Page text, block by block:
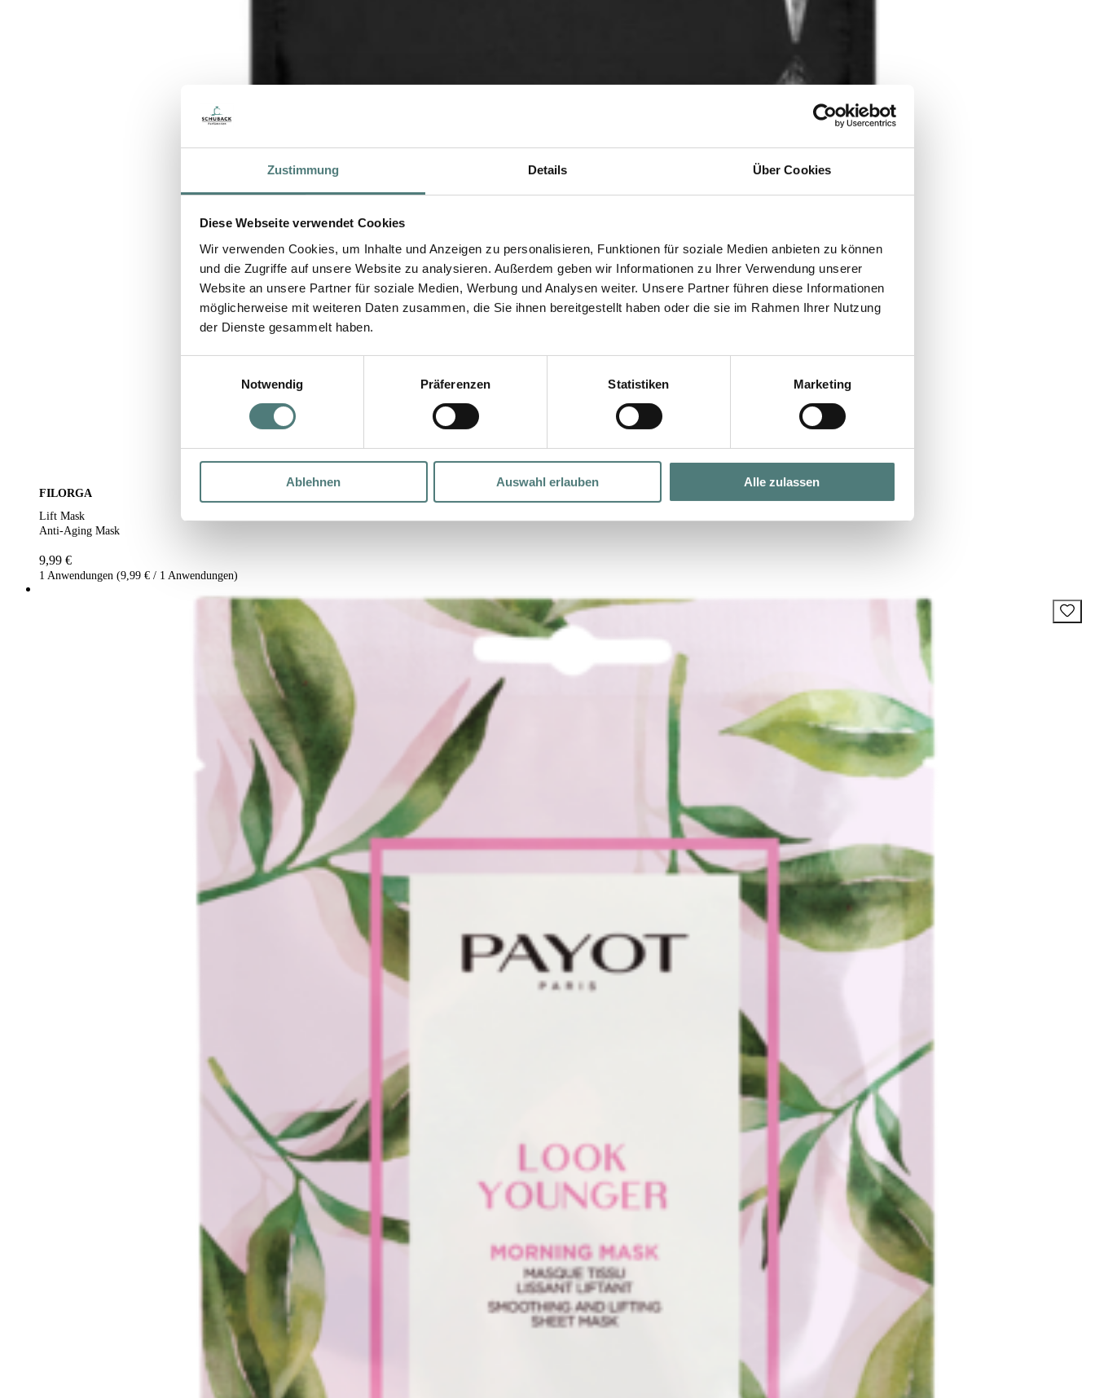
Zustimmung Details Über Cookies
Diese Webseite verwendet Cookies
Wir verwenden Cookies, um Inhalte und Anzeigen zu personalisieren, Funktionen für soziale Medien anbieten zu können
und die Zugriffe auf unsere Website zu analysieren. Außerdem geben wir Informationen zu Ihrer Verwendung unserer
Website an unsere Partner für soziale Medien, Werbung und Analysen weiter. Unsere Partner führen diese Informationen
möglicherweise mit weiteren Daten zusammen, die Sie ihnen bereitgestellt haben oder die sie im Rahmen Ihrer Nutzung
der Dienste gesammelt haben.
Notwendig
Präferenzen Statistiken Marketing
Ablehnen Auswahl erlauben Alle zulassen
FILORGA
Lift Mask
Anti-Aging Mask
9,99 €
1 Anwendungen (9,99 € / 1 Anwendungen)